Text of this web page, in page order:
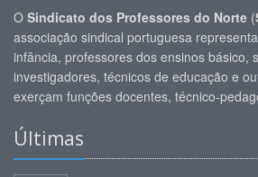
O Sindicato dos Professores do Norte (
associação sindical portuguesa
infância, professores dos ensinos básico,
investigadores, técnicos de educação e
exerçam funções docentes, técnico-
Últimas